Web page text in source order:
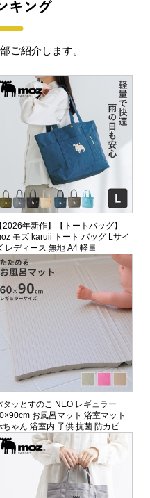
ご紹介します。
【2026年新作】【トートバッグ】
モズ karuii トート バッグ Lサイ
レディース 無地 A4 軽量
タッとすのこ NEO レギュラー
お風呂マット 浴室マット
ちゃん 浴室内 子供 抗菌 防カビ